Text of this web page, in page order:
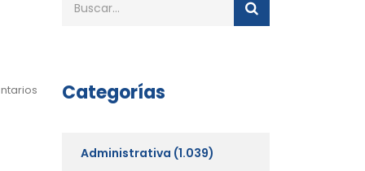
Categorías
Administrativa (1.039)